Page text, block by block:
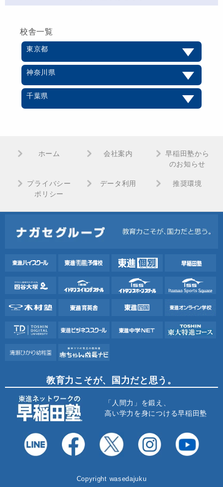
校舎一覧
東京都
神奈川県
千葉県
ホーム 会社案内
早稲田塾から
のお知らせ
プライバシー
ポリシー
データ利用 推奨環境
教育力こそが、国力だと思う。
「人間力」を鍛え、
高い学力を身につける早稲田塾
Copyright wasedajuku